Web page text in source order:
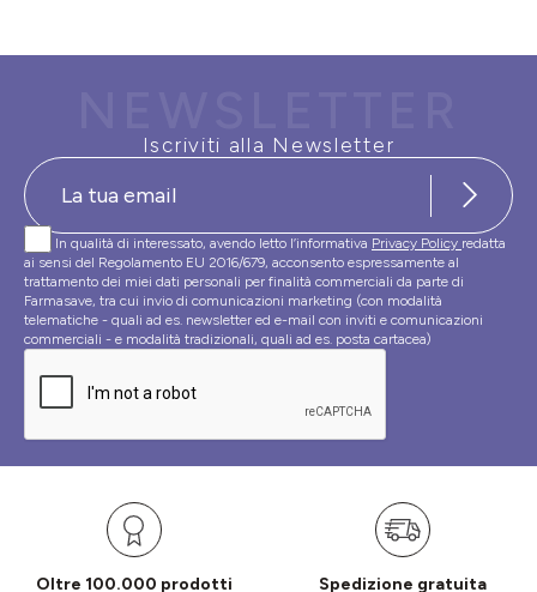
Iscriviti alla Newsletter
In qualità di interessato, avendo letto l’informativa Privacy Policy redatta
ai sensi del Regolamento EU 2016/679, acconsento espressamente al
trattamento dei miei dati personali per finalità commerciali da parte di
Farmasave, tra cui invio di comunicazioni marketing (con modalità
telematiche - quali ad es. newsletter ed e-mail con inviti e comunicazioni
commerciali - e modalità tradizionali, quali ad es. posta cartacea)
Oltre 100.000 prodotti Spedizione gratuita